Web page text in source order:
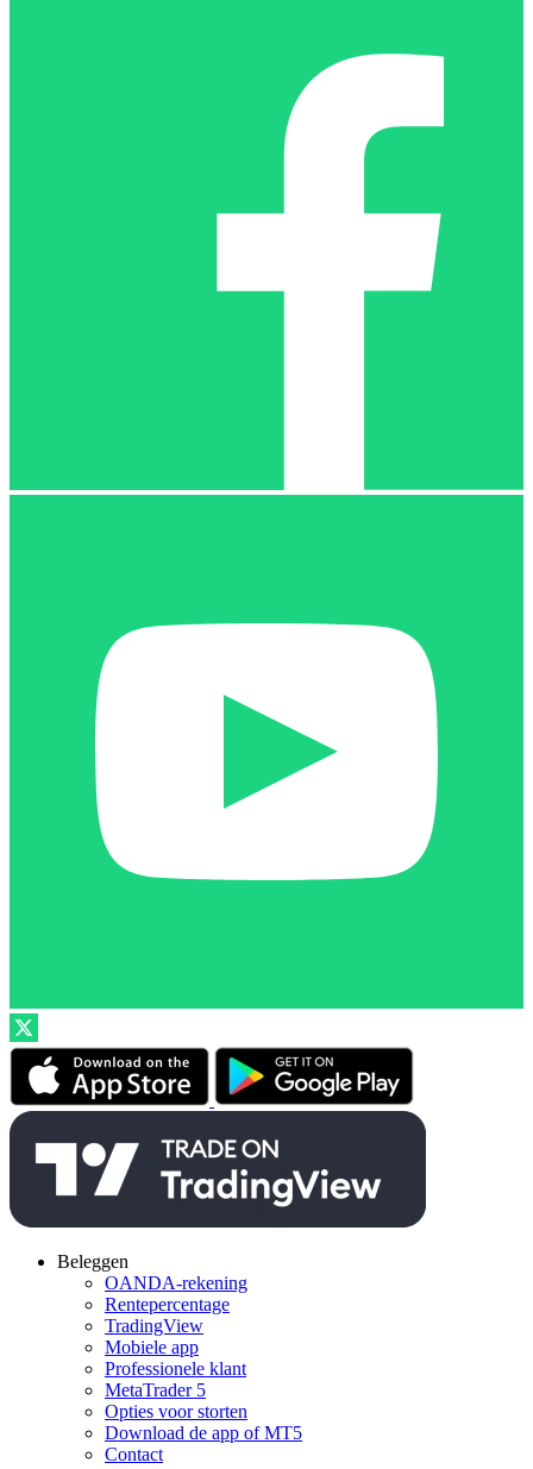
Beleggen
OANDA-rekening
Rentepercentage
TradingView
Mobiele app
Professionele klant
MetaTrader 5
Opties voor storten
Download de app of MT5
Contact